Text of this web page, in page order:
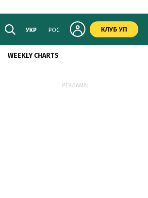
УКР РОС КЛУБ УП
WEEKLY CHARTS
РЕКЛАМА: